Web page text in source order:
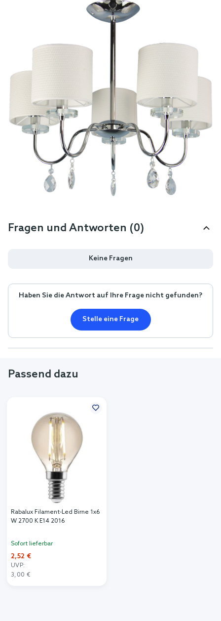
Fragen und Antworten (0)
Keine Fragen
Haben Sie die Antwort auf Ihre Frage nicht gefunden?
Stelle eine Frage
Passend dazu
Rabalux Filament-Led Birne 1x6
W 2700 K E14 2016
Sofort lieferbar
2,52 €
UVP:
3,00 €